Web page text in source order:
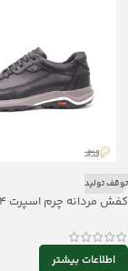
توقف تولید
کفش مردانه چرم اسپرت mrc1130-04
اطلاعات بیشتر